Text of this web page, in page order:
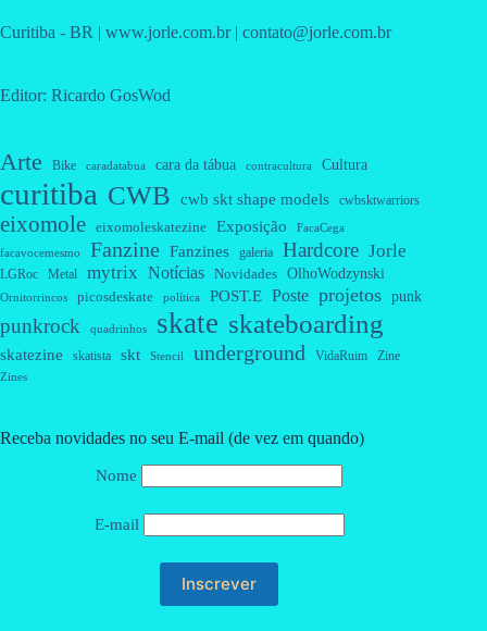
Curitiba - BR | www.jorle.com.br | contato@jorle.com.br
Editor: Ricardo GosWod
Arte Bike caradatabua cara da tábua contracultura Cultura
curitiba CWB cwb skt shape models cwbsktwarriors
eixomole eixomoleskatezine Exposição FacaCega
facavocemesmo Fanzine Fanzines galeria Hardcore Jorle
LGRoc Metal mytrix Notícias Novidades OlhoWodzynski
Ornitorrincos picosdeskate política POST.E Poste projetos punk
punkrock quadrinhos skate skateboarding
skatezine skatista skt Stencil underground VidaRuim Zine
Zines
Receba novidades no seu E-mail (de vez em quando)
Nome
E-mail